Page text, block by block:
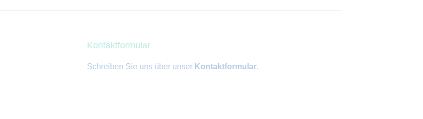
Kontaktformular
Schreiben Sie uns über unser Kontaktformular.